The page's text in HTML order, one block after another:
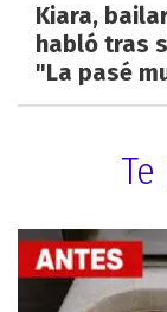
Kiara,
habló tras
"La pasé